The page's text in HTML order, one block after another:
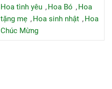
Hoa tình yêu Hoa Bó
Hoa
tặng mẹ
Hoa sinh nhật
Hoa
Chúc Mừng